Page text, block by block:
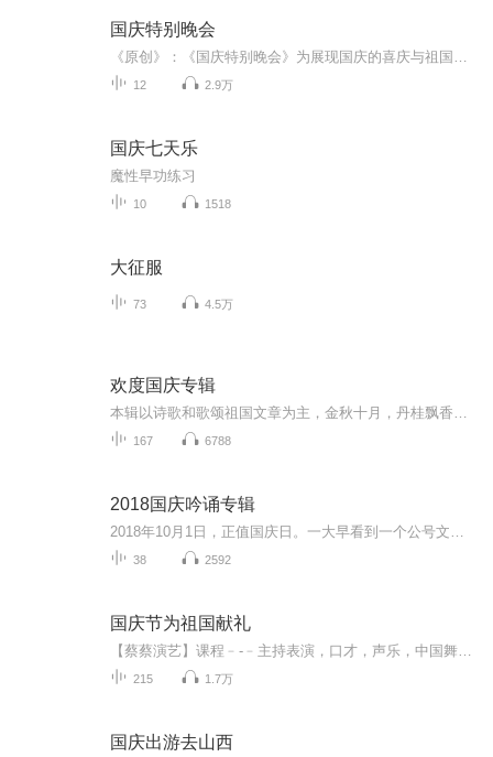
国庆特别晚会
12 2.9万
国庆七天乐
魔性早功练习
10 1518
大征服
73 4.5万
欢度国庆专辑
167 6788
2018国庆吟诵专辑
38 2592
国庆节为祖国献礼
215 1.7万
国庆出游去山西